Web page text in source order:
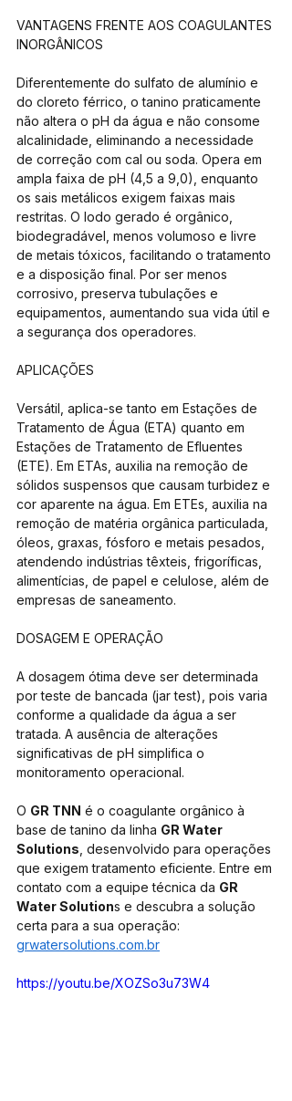
VANTAGENS FRENTE AOS COAGULANTES
INORGÂNICOS
Diferentemente do sulfato de alumínio e
do cloreto férrico, o tanino praticamente
não altera o pH da água e não consome
alcalinidade, eliminando a necessidade
de correção com cal ou soda. Opera em
ampla faixa de pH (4,5 a 9,0), enquanto
os sais metálicos exigem faixas mais
restritas. O lodo gerado é orgânico,
biodegradável, menos volumoso e livre
de metais tóxicos, facilitando o tratamento
e a disposição final. Por ser menos
corrosivo, preserva tubulações e
equipamentos, aumentando sua vida útil e
a segurança dos operadores.
APLICAÇÕES
Versátil, aplica-se tanto em Estações de
Tratamento de Água (ETA) quanto em
Estações de Tratamento de Efluentes
(ETE). Em ETAs, auxilia na remoção de
sólidos suspensos que causam turbidez e
cor aparente na água. Em ETEs, auxilia na
remoção de matéria orgânica particulada,
óleos, graxas, fósforo e metais pesados,
atendendo indústrias têxteis, frigoríficas,
alimentícias, de papel e celulose, além de
empresas de saneamento.
DOSAGEM E OPERAÇÃO
A dosagem ótima deve ser determinada
por teste de bancada (jar test), pois varia
conforme a qualidade da água a ser
tratada. A ausência de alterações
significativas de pH simplifica o
monitoramento operacional.
O GR TNN é o coagulante orgânico à
base de tanino da linha GR Water
Solutions , desenvolvido para operações
que exigem tratamento eficiente. Entre em
contato com a equipe técnica da GR
Water Solutions e descubra a solução
certa para a sua operação:
grwatersolutions.com.br
https://youtu.be/XOZSo3u73W4